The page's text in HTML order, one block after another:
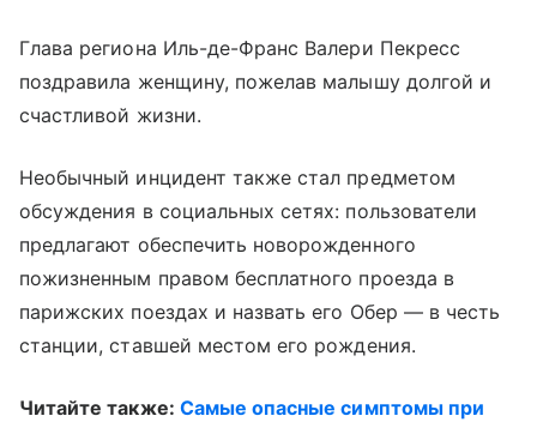
Глава региона Иль-де-Франс Валери Пекресс
поздравила женщину, пожелав малышу долгой и
счастливой жизни.
Необычный инцидент также стал предметом
обсуждения в социальных сетях: пользователи
предлагают обеспечить новорожденного
пожизненным правом бесплатного проезда в
парижских поездах и назвать его Обер — в честь
станции, ставшей местом его рождения.
Читайте также: Самые опасные симптомы при